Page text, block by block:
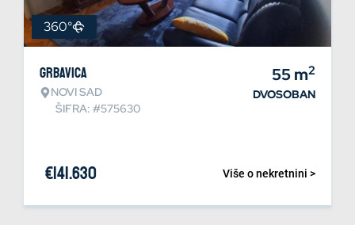
360°
Grbavica
NOVI SAD
ŠIFRA: #575630
55m2
DVOSOBAN
Više o nekretnini >
€141.630